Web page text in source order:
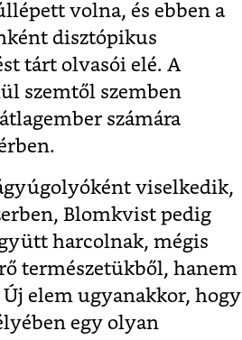
volna, és ebben a
disztópikus
tárt olvasói elé. A
szemtől szemben
számára
viselkedik,
Blomkvist pedig
harcolnak, mégis
természetükből, hanem
elem ugyanakkor, hogy
egy olyan